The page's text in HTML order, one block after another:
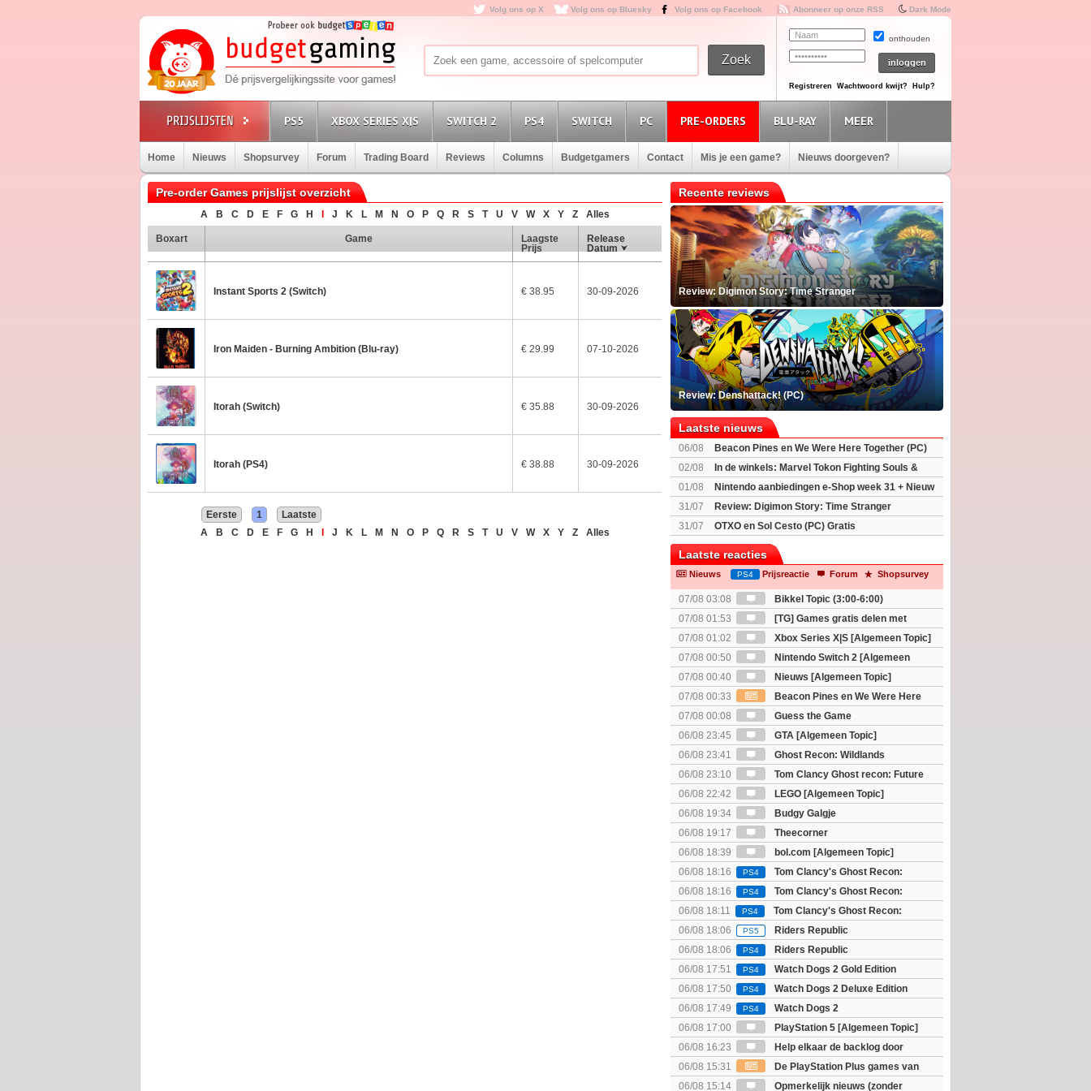
Volg ons op X Volg ons op Bluesky Volg ons op Facebook Abonneer op onze RSS Dark Mode
onthouden
Registreren Wachtwoord kwijt? Hulp?
PS5 XBOX SERIES X|S SWITCH 2 PS4 SWITCH PC PRE-ORDERS BLU-RAY MEER
Home Nieuws Shopsurvey Forum Trading Board Reviews Columns Budgetgamers Contact Mis je een game? Nieuws doorgeven?
Pre-order Games prijslijst overzicht
A B C D E F G H J K L M N O P Q R S T U V W X Y Z Alles
Boxart Game
Laagste
Prijs
Release
Datum
Instant Sports 2 (Switch) € 38.95 30-09-2026
Iron Maiden - Burning Ambition (Blu-ray) € 29.99 07-10-2026
Itorah (Switch) € 35.88 30-09-2026
Itorah (PS4) € 38.88 30-09-2026
Eerste 1
Laatste
A
B C D E F G H J K L M N O P Q R S T U V W X Y Z Alles
Recente reviews
Review: Digimon Story: Time Stranger
Review: Denshattack! (PC)
Laatste nieuws
06/08
Beacon Pines en We Were Here Together (PC)
Gratis
02/08
In de winkels: Marvel Tokon Fighting Souls &
Beast of Reincarnation
01/08
Nintendo aanbiedingen e-Shop week 31 + Nieuw
voor Switch 2
31/07
Review: Digimon Story: Time Stranger
31/07
OTXO en Sol Cesto (PC) Gratis
Laatste reacties
Nieuws PS4 Prijsreactie Forum Shopsurvey
07/08 03:08
Bikkel Topic (3:00-6:00)
07/08 01:53
[TG] Games gratis delen met
elkaar.
07/08 01:02
Xbox Series X|S [Algemeen Topic]
07/08 00:50
Nintendo Switch 2 [Algemeen
Topic]
07/08 00:40
Nieuws [Algemeen Topic]
07/08 00:33
Beacon Pines en We Were Here
Together (PC) Gratis
07/08 00:08
Guess the Game
06/08 23:45
GTA [Algemeen Topic]
06/08 23:41
Ghost Recon: Wildlands
[Algemeen]
06/08 23:10
Tom Clancy Ghost recon: Future
soldier
06/08 22:42
LEGO [Algemeen Topic]
06/08 19:34
Budgy Galgje
06/08 19:17
Theecorner
06/08 18:39
bol.com [Algemeen Topic]
06/08 18:16
PS4
Tom Clancy's Ghost Recon:
Breakpoint - Ultimate Edition
06/08 18:16 PS4
Tom Clancy's Ghost Recon:
Breakpoint - Standard Edition
06/08 18:11 PS4
Tom Clancy's Ghost Recon:
Wildlands
06/08 18:06 PS5
Riders Republic
06/08 18:06
PS4
Riders Republic
06/08 17:51
PS4
Watch Dogs 2 Gold Edition
06/08 17:50
PS4
Watch Dogs 2 Deluxe Edition
06/08 17:49
PS4
Watch Dogs 2
06/08 17:00
PlayStation 5 [Algemeen Topic]
06/08 16:23
Help elkaar de backlog door
06/08 15:31
De PlayStation Plus games van
augustus zijn bekend
06/08 15:14 Opmerkelijk nieuws (zonder